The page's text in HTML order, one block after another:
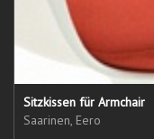
Sitzkissen für Armchair
Saarinen, Eero